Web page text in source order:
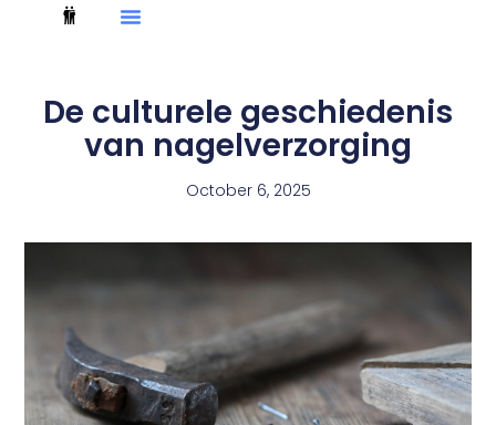
De culturele geschiedenis
van nagelverzorging
October 6, 2025